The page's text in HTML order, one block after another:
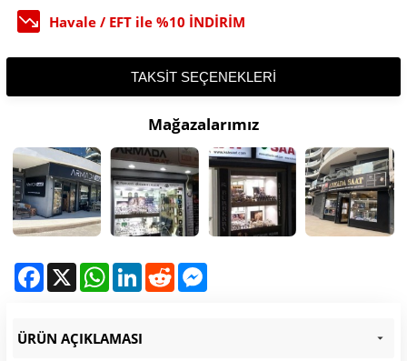
Havale / EFT ile %10 İNDİRİM
TAKSIT SEÇENEKLERI
Mağazalarımız
Facebook
X WhatsAppLinkedInReddit
ÜRÜN AÇIKLAMASI